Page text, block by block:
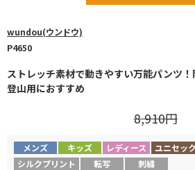
wundou(ウンドウ)
P4650
ストレッチ素材で動きやすい万能パンツ
登山用におすすめ
8,910円
メンズ キッズ レディース
ユニセッ
シルクプリント
転写 刺繍